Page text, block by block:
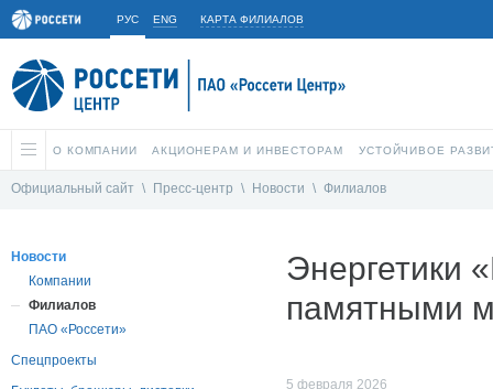
РУС ENG КАРТА ФИЛИАЛОВ
О КОМПАНИИ АКЦИОНЕРАМ И ИНВЕСТОРАМ УСТОЙЧИВОЕ
Официальный сайт \ Пресс-центр \ Новости \ Филиалов
Новости
Компании
Филиалов
ПАО «Россети»
Спецпроекты
Энергетики
памятными
5 февраля 2026